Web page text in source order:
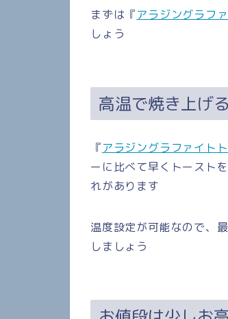
まずは『アラジングラフ
しょう
高温で焼き上げ
『アラジングラファイト
ーに比べて早くトースト
れがあります
温度設定が可能なので、
しましょう